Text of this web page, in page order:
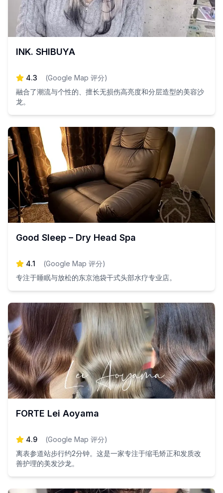
INK. SHIBUYA
4.3 (Google Map 评分)
融合了潮流与个性的、擅长无损伤高亮度和分层造型的美容沙
龙。
Good Sleep – Dry Head Spa
4.1 (Google Map 评分)
专注于睡眠与放松的东京池袋干式头部水疗专业店。
FORTE Lei Aoyama
4.9 (Google Map 评分)
离表参道站步行约2分钟。这是一家专注于缩毛矫正和发质改
善护理的美发沙龙。